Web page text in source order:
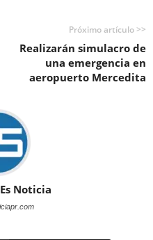
Próximo artículo >>
Realizarán simulacro de
una emergencia en
aeropuerto Mercedita
Noticia